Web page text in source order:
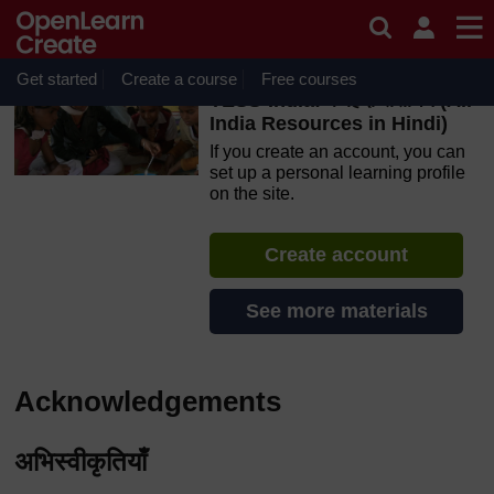
Skip to main content
OpenLearn Create will be unavailable on Wednesday 12
August 2026 from 8am to 10.30am (GMT) due to routine
maintenance.
Get started Create a course Free courses
TESS-India: के हिंदी संसाधन (All
India Resources in Hindi)
If you create an account, you can
set up a personal learning profile
on the site.
Create account
See more materials
Acknowledgements
अभिस्वीकृतियाँ